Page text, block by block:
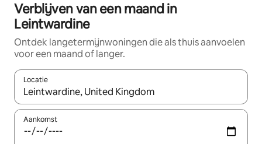
Verblijven van een maand in
Leintwardine
Ontdek langetermijnwoningen die als thuis aanvoelen
voor een maand of langer.
Locatie
Wanneer er resultaten beschikbaar zijn, maak je een keuze
Aankomst